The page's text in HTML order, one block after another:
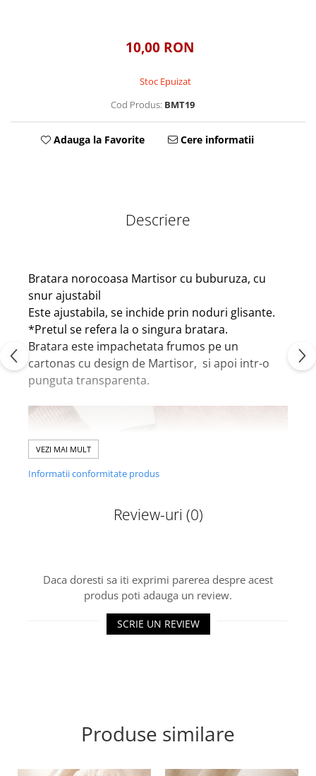
10,00 RON
Stoc Epuizat
Cod Produs: BMT19
Adauga la Favorite Cere informatii
Descriere
Bratara norocoasa Martisor cu buburuza, cu
snur ajustabil
Este ajustabila, se inchide prin noduri glisante.
*Pretul se refera la o singura bratara.
Bratara este impachetata frumos pe un
cartonas cu design de Martisor, si apoi intr-o
punguta transparenta.
VEZI MAI MULT
Informatii conformitate produs
Review-uri (0)
Daca doresti sa iti exprimi parerea despre acest
produs poti adauga un review.
SCRIE UN REVIEW
Produse similare